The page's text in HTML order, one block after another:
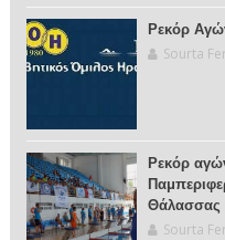
Ρεκόρ
Sourta
Ρεκόρ
Θάλασσας
Sourta